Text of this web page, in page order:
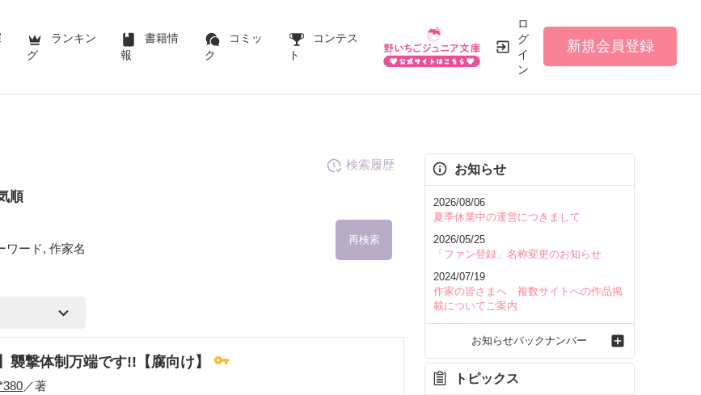
ランキン
グ
書籍情
報
コミッ
ク
コンテス
ト
ロ
グ
イ
ン
新規会員登録
順
ワード, 作家名
再検索
を含む
検索履歴
襲撃体制万端です!!【腐向け】
／著
お知らせ
2026/08/06
夏季休業中の運営につきまして
2026/05/25
「ファン登録」名称変更のお知らせ
2024/07/19
作家の皆さまへ 複数サイトへの作品掲
載についてご案内
お知らせバックナンバー
トピックス